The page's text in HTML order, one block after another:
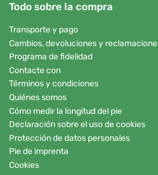
Todo sobre la compra
Transporte y pago
Cambios, devoluciones y
Programa de fidelidad
Contacte con
Términos y condiciones
Quiénes somos
Cómo medir la longitud del pie
Declaración sobre el uso de cookies
Protección de datos personales
Pie de imprenta
Cookies